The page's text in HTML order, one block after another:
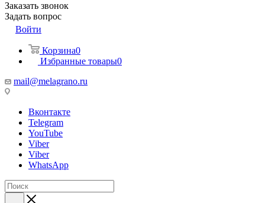
Заказать звонок
Задать вопрос
Войти
Корзина0
Избранные товары0
mail@melagrano.ru
Вконтакте
Telegram
YouTube
Viber
Viber
WhatsApp